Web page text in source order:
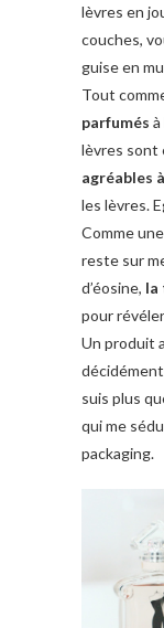
lèvres en
couches,
guise en
Tout
parfumés
lèvres sont
agréables
les lèvres.
Comme
reste sur
d’éosine, la
pour
Un produit
suis plus
qui me
packaging.